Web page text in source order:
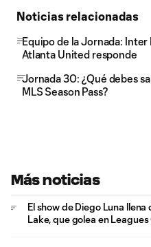
Noticias relacionadas
Equipo de la Jornada: Inter
Atlanta United responde
Jornada 30: ¿Qué debes
MLS Season Pass?
Más noticias
El show de Diego Luna llena
Lake, que golea en Leagues